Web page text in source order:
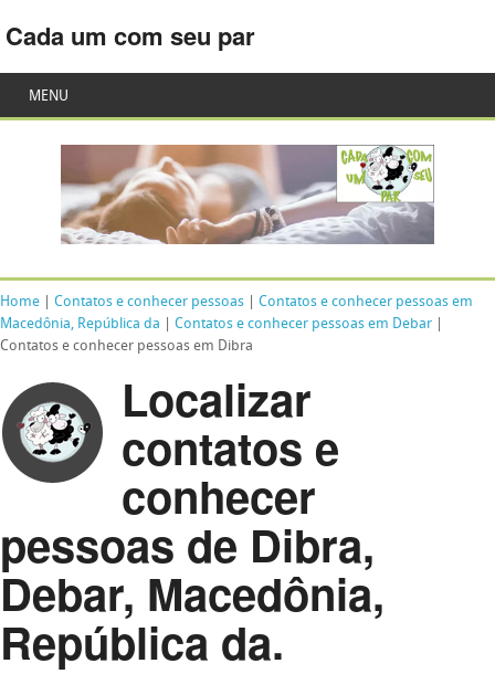
Cada um com seu par
MENU
Home Contatos e conhecer pessoas
Contatos e conhecer pessoas em
Macedônia, República da
Contatos e conhecer pessoas em Debar
Contatos e conhecer pessoas em Dibra
Localizar
contatos e
conhecer
pessoas de Dibra,
Debar, Macedônia,
República da.